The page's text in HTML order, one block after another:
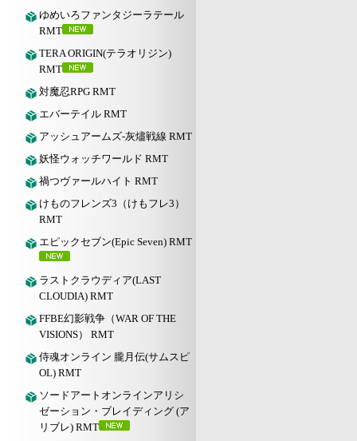
ゆめいろファンタジーラテール
RMT
TERA ORIGIN(テラオリジン)
RMT
対魔忍RPG RMT
エバーテイル RMT
アッシュアームズ‐灰燼戦線 RMT
妖怪ウォッチワールド RMT
禍つヴァールハイト RMT
けものフレンズ3（けもフレ3）
RMT
エピックセブン(Epic Seven) RMT
ラストクラウディア(LAST
CLOUDIA) RMT
FFBE幻影戦争（WAR OF THE
VISIONS） RMT
侍魂オンライン 朧月伝(サムスピ
OL) RMT
ソードアートオンラインアリシ
ゼーション・ブレイディング (ア
リブレ) RMT